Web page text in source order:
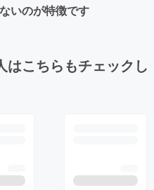
いのが特徴です
はこちらもチェックし